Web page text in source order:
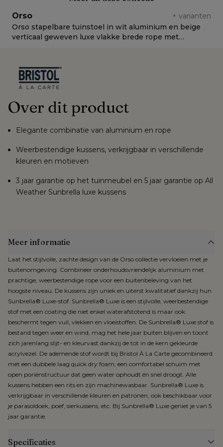
Orso + varianten
Orso stapelbare tuinstoel in wit aluminium en beige
verticaal geweven luxe vlakke brede rope met
Over dit product
Elegante combinatie van aluminium en rope
Weerbestendige kussens, verkrijgbaar in verschillende
kleuren en motieven
3 jaar garantie op het tuinmeubel en 5 jaar garantie op All
Weather Sunbrella luxe kussens
Meer informatie
Laat het stijlvolle, zachte design van de Orso collectie vervloeien met je
buitenomgeving. Combineer onderhoudsvriendelijk aluminium met
prachtige, weerbestendige rope voor een buitenbeleving van het
hoogste niveau. De kussens zijn uniek en uiterst kwalitatief dankzij hun
Sunbrella® Luxe-stof. Sunbrella® Luxe is een stijlvolle, weerbestendige
stof met een coating die niet enkel waterafstotend is maar ook
beschermt tegen vuil, vlekken en vloeistoffen. De Sunbrella® Luxe stof is
bestand tegen weer en wind, mag het hele jaar buiten blijven en toont
zich jarenlang slijt- en kleurvast dankzij de tot in de kern gekleurde
acrylvezel. De ademende stof wordt bij Bristol À La Carte gecombineerd
met een dubbele laag quick dry foam, een comfortabel schuim met
open poriënstructuur dat geen water ophoudt én snel droogt. Alle
kussens hebben een rits en zijn machinewasbaar. Sunbrella® Luxe is
verkrijgbaar in verschillende kleuren en patronen, ook beschikbaar voor
je parasoldoek, poef, sierkussens, etc. Bij Sunbrella® Luxe geniet je van 5
jaar garantie.
Specificaties